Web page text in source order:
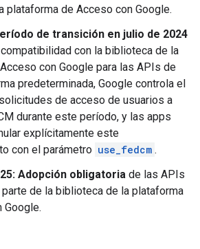
plataforma de Acceso con Google.
de transición en julio de 2024
con la biblioteca de la
con Google para las APIs de
predeterminada, Google controla el
de acceso de usuarios a
durante este período, y las apps
explícitamente este
con el parámetro use_fedcm .
Adopción obligatoria de las APIs
de la biblioteca de la plataforma
Google.